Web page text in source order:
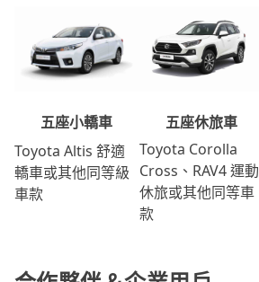
五座小轎車
Toyota Altis 舒適
轎車或其他同等級
車款
五座休旅車
Toyota Corolla
Cross、RAV4 運動
休旅或其他同等車
款